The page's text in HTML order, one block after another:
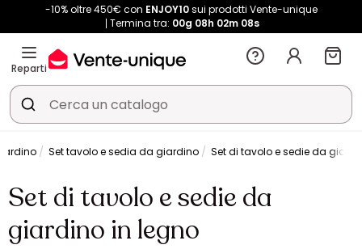
-10% oltre 450€ con ENJOY10sui prodotti Vente-unique
Termina tra: 00g 08h 02m 07s
Reparti
Set tavolo e sedia da giardino Set di tavolo e sedie da
Set di tavolo e sedie da
giardino in legno